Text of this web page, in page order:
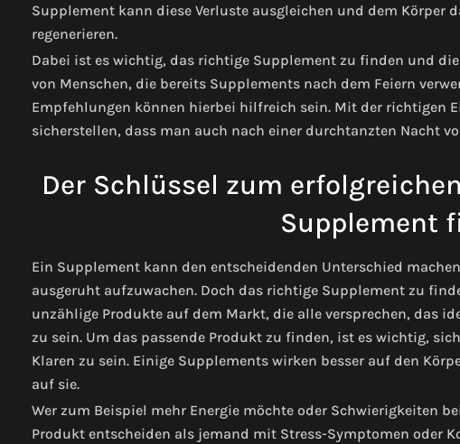
Supplement kann diese Verluste ausgleichen und dem Körper
regenerieren.
Dabei ist es wichtig, das richtige Supplement zu finden und
von Menschen, die bereits Supplements nach dem Feiern
Empfehlungen können hierbei hilfreich sein. Mit der richtigen
sicherstellen, dass man auch nach einer durchtanzten Nacht
Der Schlüssel zum
Supplement
Ein Supplement kann den entscheidenden Unterschied
ausgeruht aufzuwachen. Doch das richtige Supplement zu
unzählige Produkte auf dem Markt, die alle versprechen, das
zu sein. Um das passende Produkt zu finden, ist es wichtig,
Klaren zu sein. Einige Supplements wirken besser auf den
auf sie.
Wer zum Beispiel mehr Energie möchte oder Schwierigkeiten
Produkt entscheiden als jemand mit Stress-Symptomen oder